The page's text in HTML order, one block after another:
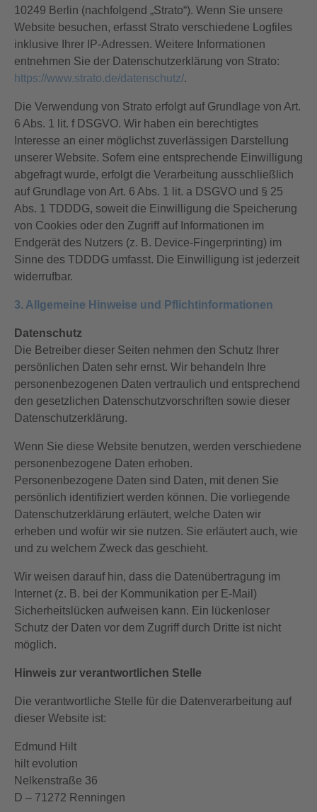
10249 Berlin (nachfolgend „Strato“). Wenn Sie unsere
Website besuchen, erfasst Strato verschiedene Logfiles
inklusive Ihrer IP-Adressen. Weitere Informationen
entnehmen Sie der Datenschutzerklärung von Strato:
https://www.strato.de/datenschutz/.
Die Verwendung von Strato erfolgt auf Grundlage von Art.
6 Abs. 1 lit. f DSGVO. Wir haben ein berechtigtes
Interesse an einer möglichst zuverlässigen Darstellung
unserer Website. Sofern eine entsprechende Einwilligung
abgefragt wurde, erfolgt die Verarbeitung ausschließlich
auf Grundlage von Art. 6 Abs. 1 lit. a DSGVO und § 25
Abs. 1 TDDDG, soweit die Einwilligung die Speicherung
von Cookies oder den Zugriff auf Informationen im
Endgerät des Nutzers (z. B. Device-Fingerprinting) im
Sinne des TDDDG umfasst. Die Einwilligung ist jederzeit
widerrufbar.
3. Allgemeine Hinweise und Pflichtinformationen
Datenschutz
Die Betreiber dieser Seiten nehmen den Schutz Ihrer
persönlichen Daten sehr ernst. Wir behandeln Ihre
personenbezogenen Daten vertraulich und entsprechend
den gesetzlichen Datenschutzvorschriften sowie dieser
Datenschutzerklärung.
Wenn Sie diese Website benutzen, werden verschiedene
personenbezogene Daten erhoben.
Personenbezogene Daten sind Daten, mit denen Sie
persönlich identifiziert werden können. Die vorliegende
Datenschutzerklärung erläutert, welche Daten wir
erheben und wofür wir sie nutzen. Sie erläutert auch, wie
und zu welchem Zweck das geschieht.
Wir weisen darauf hin, dass die Datenübertragung im
Internet (z. B. bei der Kommunikation per E-Mail)
Sicherheitslücken aufweisen kann. Ein lückenloser
Schutz der Daten vor dem Zugriff durch Dritte ist nicht
möglich.
Hinweis zur verantwortlichen Stelle
Die verantwortliche Stelle für die Datenverarbeitung auf
dieser Website ist:
Edmund Hilt
hilt evolution
Nelkenstraße 36
D – 71272 Renningen